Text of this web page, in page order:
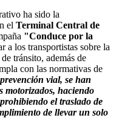
ha sido la
el Terminal Central de
"Conduce por la
a los transportistas sobre la
tránsito, además de
con las normativas de
vial, se han
motorizados, haciendo
el traslado de
de llevar un solo